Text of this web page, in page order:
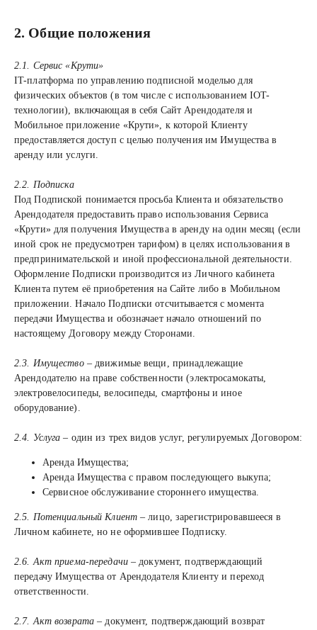
2. Общие положения
2.1. Сервис «Крути»
IT-платформа по управлению подписной моделью для
физических объектов (в том числе с использованием IOT-
технологии), включающая в себя Сайт Арендодателя и
Мобильное приложение «Крути», к которой Клиенту
предоставляется доступ с целью получения им Имущества в
аренду или услуги.
2.2. Подписка
Под Подпиской понимается просьба Клиента и обязательство
Арендодателя предоставить право использования Сервиса
«Крути» для получения Имущества в аренду на один месяц (если
иной срок не предусмотрен тарифом) в целях использования в
предпринимательской и иной профессиональной деятельности.
Оформление Подписки производится из Личного кабинета
Клиента путем её приобретения на Сайте либо в Мобильном
приложении. Начало Подписки отсчитывается с момента
передачи Имущества и обозначает начало отношений по
настоящему Договору между Сторонами.
2.3. Имущество– движимые вещи, принадлежащие
Арендодателю на праве собственности (электросамокаты,
электровелосипеды, велосипеды, смартфоны и иное
оборудование).
2.4. Услуга – один из трех видов услуг, регулируемых Договором:
Аренда Имущества;
Аренда Имущества с правом последующего выкупа;
Сервисное обслуживание стороннего имущества.
2.5. Потенциальный Клиент – лицо, зарегистрировавшееся в
Личном кабинете, но не оформившее Подписку.
2.6. Акт приема-передачи– документ, подтверждающий
передачу Имущества от Арендодателя Клиенту и переход
ответственности.
2.7. Акт возврата – документ, подтверждающий возврат